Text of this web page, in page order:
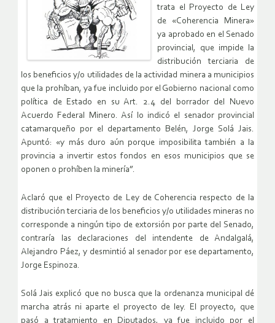
trata el Proyecto de Ley
de «Coherencia Minera»
ya aprobado en el Senado
provincial, que impide la
distribución terciaria de
los beneficios y/o utilidades de la actividad minera a municipios
que la prohíban, ya fue incluido por el Gobierno nacional como
política de Estado en su Art. 2.4 del borrador del Nuevo
Acuerdo Federal Minero. Así lo indicó el senador provincial
catamarqueño por el departamento Belén, Jorge Solá Jais.
Apuntó: «y más duro aún porque imposibilita también a la
provincia a invertir estos fondos en esos municipios que se
oponen o prohíben la minería”.
Aclaró que el Proyecto de Ley de Coherencia respecto de la
distribución terciaria de los beneficios y/o utilidades mineras no
corresponde a ningún tipo de extorsión por parte del Senado,
contraría las declaraciones del intendente de Andalgalá,
Alejandro Páez, y desmintió al senador por ese departamento,
Jorge Espinoza.
Solá Jais explicó que no busca que la ordenanza municipal dé
marcha atrás ni aparte el proyecto de ley. El proyecto, que
pasó a tratamiento en Diputados, ya fue incluido por el